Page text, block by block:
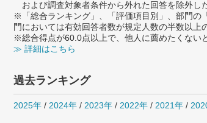
および調査対象者条件から外れた回答を除外し
※「総合ランキング」、「評価項目別」、部門の
門においては有効回答者数が規定人数の半数以上
※総合得点が60.0点以上で、他人に薦めたくない
≫ 詳細はこちら
過去ランキング
2025年 / 2024年 / 2023年 / 2022年 / 2021年 /